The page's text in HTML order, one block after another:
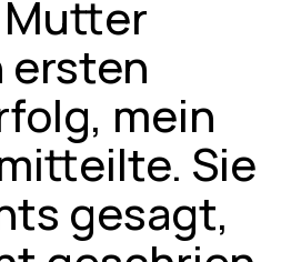
ersten
mein
Sie
gesagt,